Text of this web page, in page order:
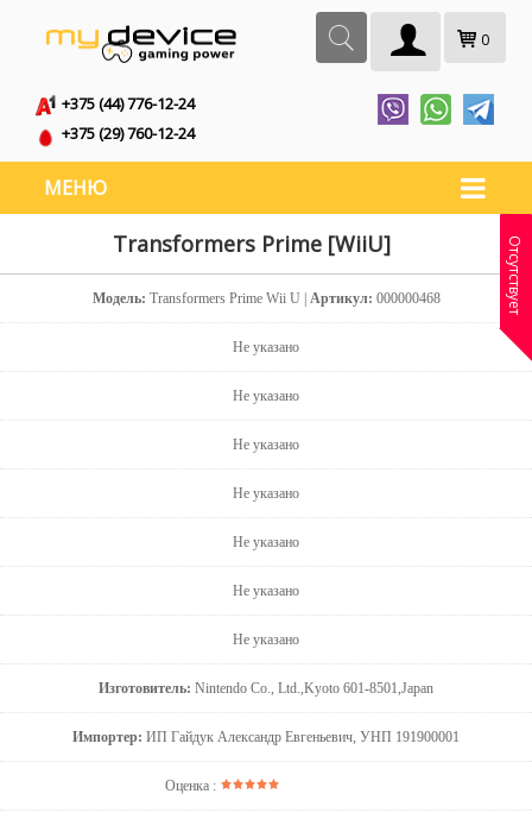
0
+375 (44) 776-12-24
+375 (29) 760-12-24
МЕНЮ
Transformers Prime [WiiU]
Модель: Transformers Prime Wii U | Артикул: 000000468
Не указано
Не указано
Не указано
Не указано
Не указано
Не указано
Не указано
Изготовитель: Nintendo Co., Ltd.,Kyoto 601-8501,Japan
Импортер: ИП Гайдук Александр Евгеньевич, УНП 191900001
Оценка :
Отсутствует